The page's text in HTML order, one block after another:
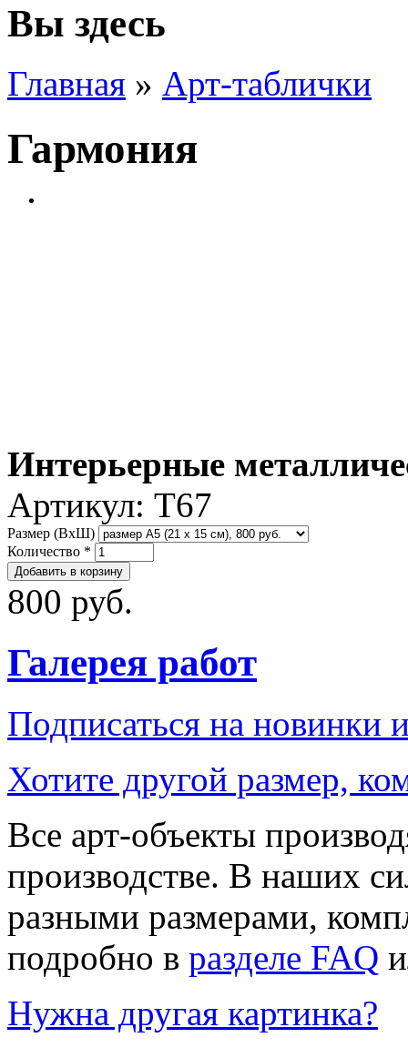
Вы здесь
Главная » Арт-таблички
Гармония
Интерьерные
Артикул: T67
Размер (ВxШ)
Количество *
800 руб.
Галерея работ
Подписаться на новинки
Хотите другой размер,
Все арт-объекты
производстве. В наших
разными размерами,
подробно в разделе FAQ
Нужна другая картинка?